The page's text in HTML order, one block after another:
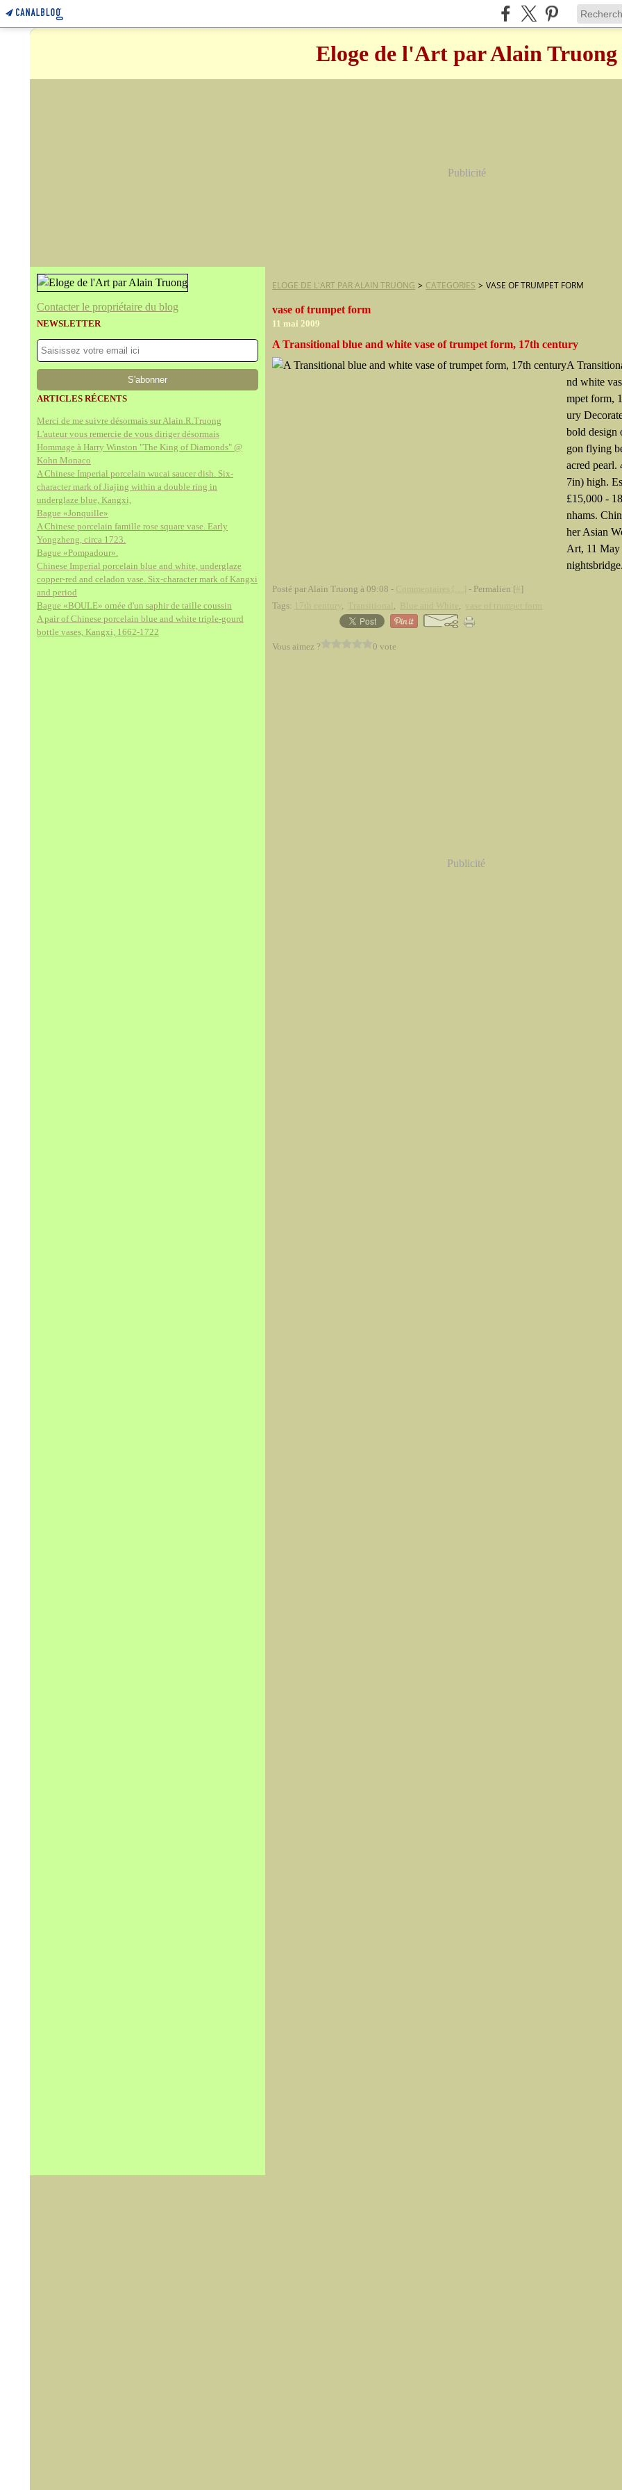
Eloge de l'Art par Alain Truong
Publicité
Contacter le propriétaire du blog
NEWSLETTER
ARTICLES RÉCENTS
Merci de me suivre désormais sur Alain.R.Truong
L'auteur vous remercie de vous diriger désormais
Hommage à Harry Winston "The King of Diamonds" @
Kohn Monaco
A Chinese Imperial porcelain wucai saucer dish. Six-
character mark of Jiajing within a double ring in
underglaze blue, Kangxi,
Bague «Jonquille»
A Chinese porcelain famille rose square vase. Early
Yongzheng, circa 1723.
Bague «Pompadour».
Chinese Imperial porcelain blue and white, underglaze
copper-red and celadon vase. Six-character mark of Kangxi
and period
Bague «BOULE» ornée d'un saphir de taille coussin
A pair of Chinese porcelain blue and white triple-gourd
bottle vases, Kangxi, 1662-1722
ELOGE DE L'ART PAR ALAIN TRUONG > CATEGORIES > VASE OF TRUMPET FORM
vase of trumpet form
11 mai 2009
A Transitional blue and white vase of trumpet form, 17th century
A
nd white
mpet form,
ury
bold design
gon flying
acred pearl.
7in) high.
£15,000 -
nhams.
her Asian
Art, 11
Posté par Alain Truong à 09:08 - - Permalien [ ]
Tags:
, , ,
Vous aimez ? 0 vote
Publicité